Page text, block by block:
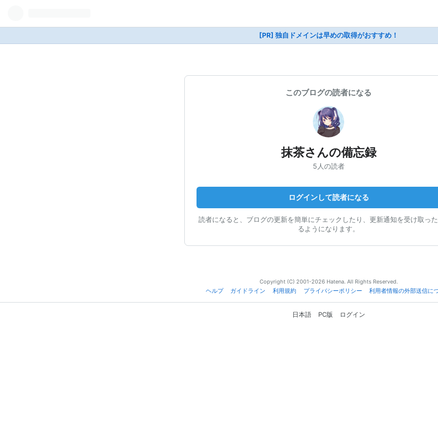
[PR] 独自ドメインは早めの取得がおすすめ！
このブログの読者になる
抹茶さんの備忘録
5人の読者
ログインして読者になる
読者になると、ブログの更新を簡単にチェックしたり、更新通知を受け取っ
るようになります。
Copyright (C) 2001-2026 Hatena. All Rights Reserved.
ヘルプ
ガイドライン 利用規約 プライバシーポリシー 利用者情報の外部送信に
日本語 PC版 ログイン